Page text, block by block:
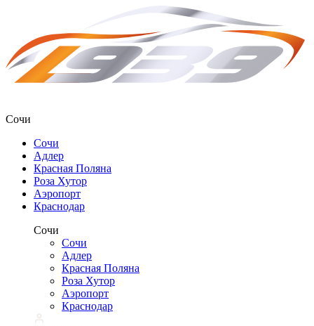
Сочи
Сочи
Адлер
Красная Поляна
Роза Хутор
Аэропорт
Краснодар
Сочи
Сочи
Адлер
Красная Поляна
Роза Хутор
Аэропорт
Краснодар